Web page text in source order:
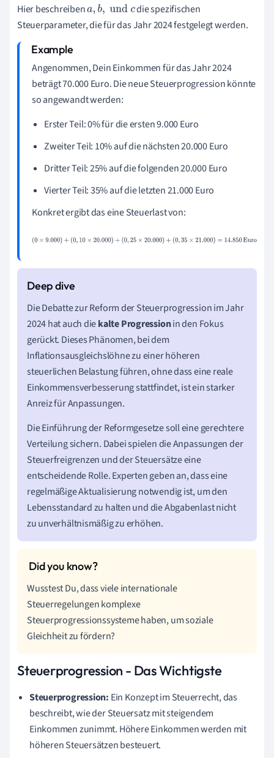
Hier beschreibena,b,undc
die spezifischen
Steuerparameter, die für das Jahr 2024 festgelegt werden.
Angenommen, Dein Einkommen für das Jahr 2024
beträgt 70.000 Euro. Die neue Steuerprogression könnte
so angewandt werden:
Erster Teil: 0% für die ersten 9.000 Euro
Zweiter Teil: 10% auf die nächsten 20.000 Euro
Dritter Teil: 25% auf die folgenden 20.000 Euro
Vierter Teil: 35% auf die letzten 21.000 Euro
Konkret ergibt das eine Steuerlast von:
(0×9.000)+(0,10×20.000)+(0,25×20.000)+
Die Debatte zur Reform der Steuerprogression im Jahr
2024 hat auch diekalte Progressionin den Fokus
gerückt. Dieses Phänomen, bei dem
Inflationsausgleichslöhne zu einer höheren
steuerlichen Belastung führen, ohne dass eine reale
Einkommensverbesserung stattfindet, ist ein starker
Anreiz für Anpassungen.
Die Einführung der Reformgesetze soll eine gerechtere
Verteilung sichern. Dabei spielen die Anpassungen der
Steuerfreigrenzen und der Steuersätze eine
entscheidende Rolle. Experten geben an, dass eine
regelmäßige Aktualisierung notwendig ist, um den
Lebensstandard zu halten und die Abgabenlast nicht
zu unverhältnismäßig zu erhöhen.
Wusstest Du, dass viele internationale
Steuerregelungen komplexe
Steuerprogressionssysteme haben, um soziale
Gleichheit zu fördern?
Steuerprogression - Das Wichtigste
Steuerprogression: Ein Konzept im Steuerrecht, das
beschreibt, wie der Steuersatz mit steigendem
Einkommen zunimmt. Höhere Einkommen werden mit
höheren Steuersätzen besteuert.